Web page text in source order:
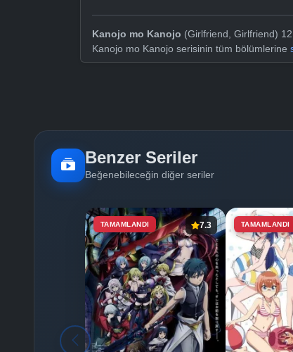
Kanojo mo Kanojo (Girlfriend, Girlfriend)
Kanojo mo Kanojo serisinin tüm bölümlerine
Benzer Seriler
Beğenebileceğin diğer seriler
TAMAMLANDI 7.3 TAMAMLANDI